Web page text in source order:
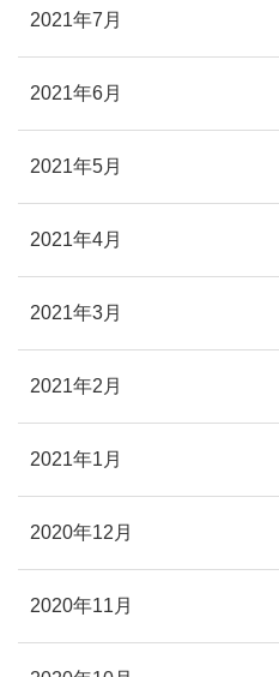
2021年7月
2021年6月
2021年5月
2021年4月
2021年3月
2021年2月
2021年1月
2020年12月
2020年11月